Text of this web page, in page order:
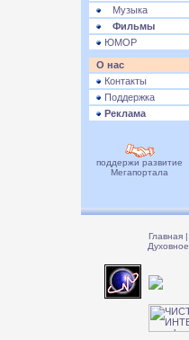
Музыка
Фильмы
ЮМОР
О нас
Контакты
Поддержка
Реклама
поддержи развитие
Мегапортала
Главная |
Духовное